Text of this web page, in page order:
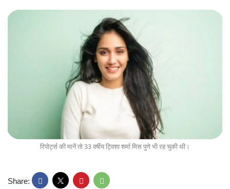
रिपोर्ट्स की मानें तो 33 वर्षीय ट्विशा शर्मा मिस पुणे भी रह चुकी थी।
Share: